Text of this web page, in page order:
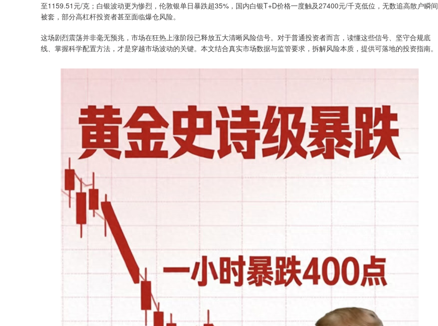
至1159.51元/克；白银波动更为惨烈，伦敦银单日暴跌超35%，国内白银T+D价格一度触及27400元/千克低位，无数追高散户瞬间
被套，部分高杠杆投资者甚至面临爆仓风险。
这场剧烈震荡并非毫无预兆，市场在狂热上涨阶段已释放五大清晰风险信号。对于普通投资者而言，读懂这些信号、坚守合规底
线、掌握科学配置方法，才是穿越市场波动的关键。本文结合真实市场数据与监管要求，拆解风险本质，提供可落地的投资指南。